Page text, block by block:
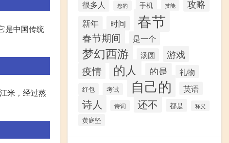
是中国传统
米，经过蒸
很多人 您的 手机 技能 攻略
新年 时间 春节
春节期间 是一个
梦幻西游 汤圆 游戏
疫情 的人 的是 礼物
红包 考试 自己的 英语
诗人 诗词 还不 都是 释义
黄庭坚